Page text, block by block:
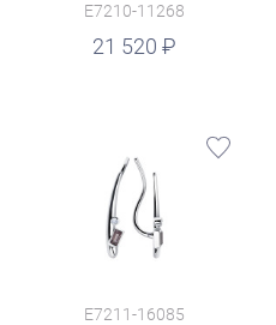
E7210-11268
21 520
руб.
E7211-16085